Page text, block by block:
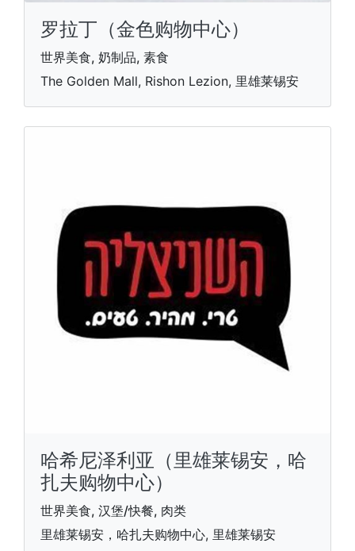
罗拉丁（金色购物中心）
世界美食, 奶制品, 素食
The Golden Mall, Rishon Lezion, 里雄莱锡安
哈希尼泽利亚（里雄莱锡安，哈
扎夫购物中心）
世界美食, 汉堡/快餐, 肉类
里雄莱锡安，哈扎夫购物中心, 里雄莱锡安